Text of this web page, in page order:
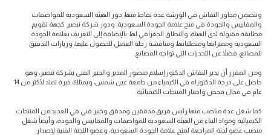
وتتضمن محاور النقاش في الورشة عدة نقاط منها،دور الهيئة السعودية للمواصفات
والمقاييس والجودة في منح علامة الجودة السعودية، ودور شركة تبصير كجهة تقويم
مطابقة مقبولة لدى الهيئة، والنطاق الجغرافي لها، بالإضافة إلى التعريف بعلامة الجودة
السعودية ومميزاتها ومتطلباتها، ومناقشة رحلة العميل للحصول عليها، وزيارات التدقيق
للمصانع، فضلاً عن التحديات التي تواجه المصانع.
ومن المقرر أن يدير النقاش الدكتور إسلام منصور المدير والخبير الفني بشركة تبصير، وهو
حاصل على درجة الدكتوراه في الكيمياء من جامعة عين شمس، ويمتلك خبرة تمتد لأكثر من 14
عام في مجال فحص واختبار المنتجات الكيميائية.
كما شغل عدة مناصب منها رئيس فريق مدققين ومدقق وخبير فني في العديد من المنتجات
الكيميائية ومواد البناء من الهيئة السعودية للمواصفات والمقاييس والجودة، وأيضاً شغل
منصب عضو لجنة المراجعة لمنح علامة الجودة السعودية، وعضو اللجنة الفنية لإصدار